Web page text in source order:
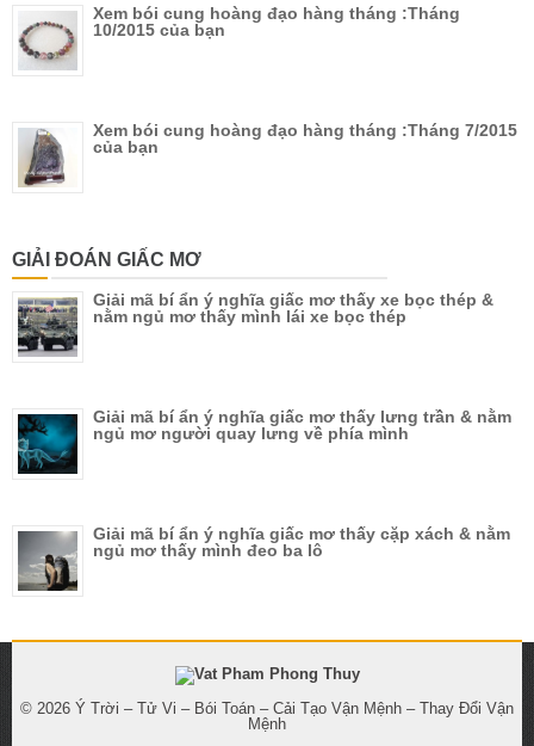
Xem bói cung hoàng đạo hàng tháng :Tháng
10/2015 của bạn
Xem bói cung hoàng đạo hàng tháng :Tháng 7/2015
của bạn
GIẢI ĐOÁN GIẤC MƠ
Giải mã bí ẩn ý nghĩa giấc mơ thấy xe bọc thép &
nằm ngủ mơ thấy mình lái xe bọc thép
Giải mã bí ẩn ý nghĩa giấc mơ thấy lưng trần & nằm
ngủ mơ người quay lưng về phía mình
Giải mã bí ẩn ý nghĩa giấc mơ thấy cặp xách & nằm
ngủ mơ thấy mình đeo ba lô
© 2026 Ý Trời – Tử Vi – Bói Toán – Cải Tạo Vận Mệnh – Thay Đổi Vận
Mệnh